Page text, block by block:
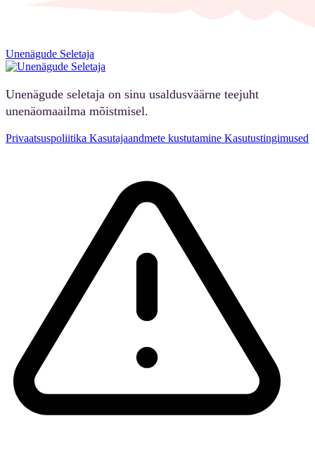
Unenägude Seletaja
Unenägude seletaja on sinu usaldusväärne teejuht
unenäomaailma mõistmisel.
Privaatsuspoliitika Kasutajaandmete kustutamine Kasutustingimused